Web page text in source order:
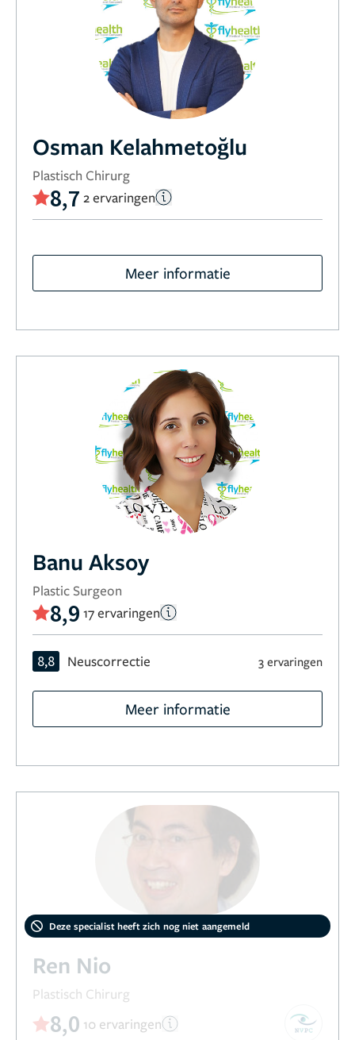
Osman Kelahmetoğlu
Plastisch Chirurg
8,7 2 ervaringen
Meer informatie
Banu Aksoy
Plastic Surgeon
8,9 17 ervaringen
8,8 Neuscorrectie 3 ervaringen
Meer informatie
Deze specialist heeft zich nog niet aangemeld
Ren Nio
Plastisch Chirurg
8,0 10 ervaringen